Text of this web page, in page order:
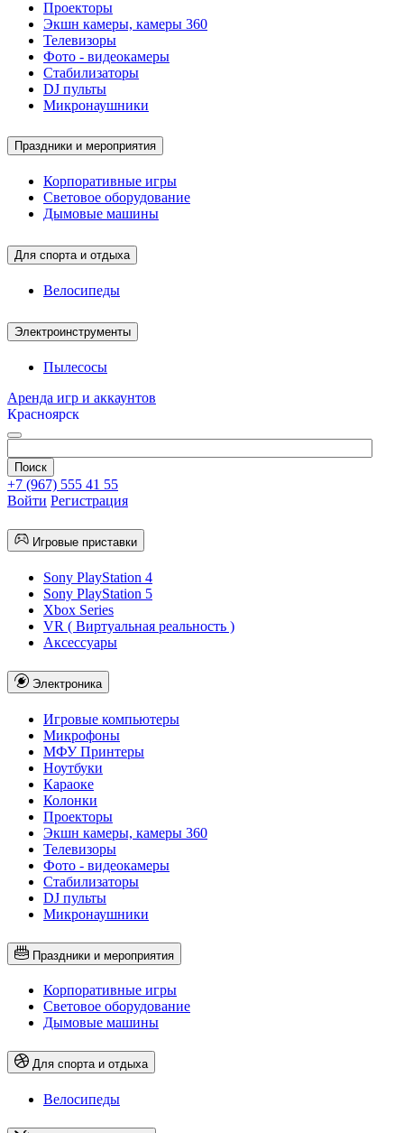
Проекторы
Экшн камеры, камеры 360
Телевизоры
Фото - видеокамеры
Стабилизаторы
DJ пульты
Микронаушники
Праздники и мероприятия
Корпоративные игры
Световое оборудование
Дымовые машины
Для спорта и отдыха
Велосипеды
Электроинструменты
Пылесосы
Аренда игр и аккаунтов
Красноярск
+7 (967) 555 41 55
Войти Регистрация
Игровые приставки
Sony PlayStation 4
Sony PlayStation 5
Xbox Series
VR ( Виртуальная реальность )
Аксессуары
Электроника
Игровые компьютеры
Микрофоны
МФУ Принтеры
Ноутбуки
Караоке
Колонки
Проекторы
Экшн камеры, камеры 360
Телевизоры
Фото - видеокамеры
Стабилизаторы
DJ пульты
Микронаушники
Праздники и мероприятия
Корпоративные игры
Световое оборудование
Дымовые машины
Для спорта и отдыха
Велосипеды